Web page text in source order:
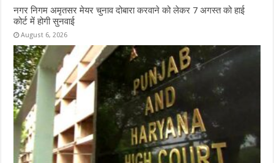
नगर निगम अमृतसर मेयर चुनाव दोबारा करवाने को लेकर 7 अगस्त को हाई
कोर्ट में होगी सुनवाई
August 6, 2026